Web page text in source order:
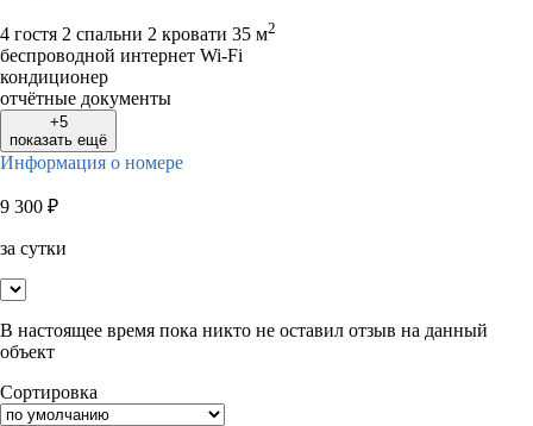
4 гостя 2 спальни 2 кровати 35 м2
беспроводной интернет Wi-Fi
кондиционер
отчётные документы
+5
показать ещё
Информация о номере
9 300 ₽
за сутки
В настоящее время пока никто не оставил отзыв на данный
объект
Сортировка